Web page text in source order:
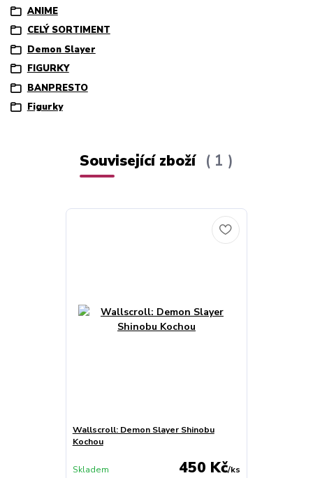
ANIME
CELÝ SORTIMENT
Demon Slayer
FIGURKY
BANPRESTO
Figurky
Související zboží 1
Wallscroll: Demon Slayer Shinobu
Kochou
450 Kč/ks
Skladem